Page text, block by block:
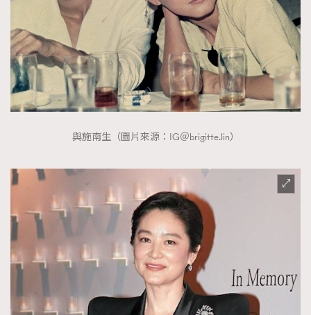
與施南生（圖片來源：IG＠brigitte.lin）